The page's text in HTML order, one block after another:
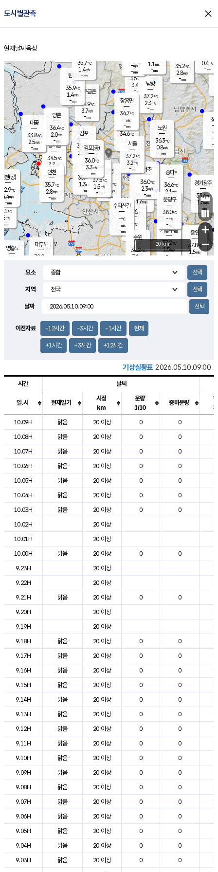
도시별관측 close
홈
현재날씨 육상
의도
℃
m/s
mm
영흥도
양주
36.1℃
3.4
-mm
과천
35.9℃
1.6m/s
- mm
용인
37.8℃
1.5m/s
경기광주
33.6℃
1.5m/s
-mm
3.0m/s
대부도
32.0
경서동
34.5℃
3.3 m/s
-mm
파주금촌
34.9℃
3.7m/s
-mm
35.2℃
2.8m/s
-mm
대곶
33.8℃
2.5m/s
-mm
창
-
-m/
-
탄현
35.9℃
1.4m/s
-mm
0.4m/s
-mm
의왕
- ℃
m/s
mm
김포
35.7℃
1.8 m/s
mm
광명
36.1
℃
2.7 m/s
-mm
부천
35.4℃
1.3m/s
-mm
양촌
36.4℃
2.0m/s
-mm
구로
37.5℃
1.5m/s
-mm
은평
34.6℃
1.3 m/s
- mm
노원
36.3℃
0.8m/s
-mm
송파*
36.6℃
2.1 m/s
-mm
서초
36.0℃
2.3m/s
-mm
남방
37.2℃
2.3m/s
-mm
기흥구갈
37.2℃
1.5m/s
-
수리산길
-℃
-m/s
-mm
분당구
38.0℃
-m/s
-mm
장흥면
34.7℃
-m/s
-mm
-m/s
-mm
인천(공)
32.9℃
4.4m/s
-mm
김포(공)
36.0℃
3.3m/s
-mm
수원
36.2℃
3.1 m/s
인천
35.7℃
2.8m/s
-mm
서울
37.2℃
3.2m/s
-mm
35.7℃
1.4m/s
-mm
1.1 m/s
-mm
+
−
20 km
요소
지역
날짜
이전자료 -12시간 -3시간 -1시간 현재
+1시간 +3시간 +12시간
기상실황표 2026.05.10.09:00
도시별 기상실황표로 지점, 날씨, 기온, 강수, 바람, 기압등을 안내한 표입
시간 날씨
일.시 현재일기
시정
km
운량
1/10
중하운량
10.09H
맑음 20 이상 0 0
10.08H
맑음 20 이상 0 0
10.07H
맑음 20 이상 0 0
10.06H
맑음 20 이상 0 0
10.05H
맑음 20 이상 0 0
10.04H
맑음 20 이상 0 0
10.03H
맑음 20 이상 0 0
10.02H
20 이상
10.01H
20 이상
10.00H
맑음 20 이상 0 0
9.23H
20 이상
9.22H
20 이상
9.21H
맑음 20 이상 0 0
9.20H
20 이상
9.19H
20 이상
9.18H
맑음 20 이상 0 0
9.17H
맑음 20 이상 0 0
9.16H
맑음 20 이상 0 0
9.15H
맑음 20 이상 0 0
9.14H
맑음 20 이상 0 0
9.13H
맑음 20 이상 0 0
9.12H
맑음 20 이상 0 0
9.11H
맑음 20 이상 0 0
9.10H
맑음 20 이상 0 0
9.09H
맑음 20 이상 0 0
9.08H
맑음 20 이상 0 0
9.07H
맑음 20 이상 0 0
9.06H
맑음 20 이상 0 0
9.05H
맑음 20 이상 0 0
9.04H
맑음 20 이상 0 0
9.03H
맑음 20 이상 0 0